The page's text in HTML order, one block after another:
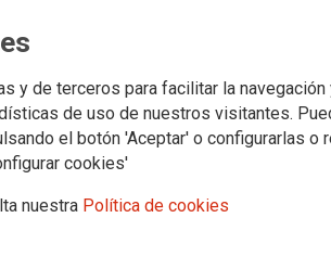
y de terceros para facilitar la navegación
de uso de nuestros visitantes.
el botón 'Aceptar' o configurarlas o
cookies'
nuestra Política de cookies
y
cuarto
el 66%
su
hombres.
y